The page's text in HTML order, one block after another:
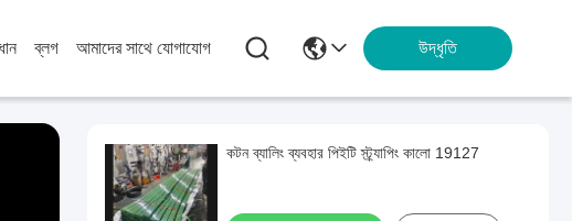
ব্লগ আমাদের সাথে যোগাযোগ উদ্ধৃতি
কটন ব্যালিং ব্যবহার পিইটি স্ট্র্যাপিং কালো 19127